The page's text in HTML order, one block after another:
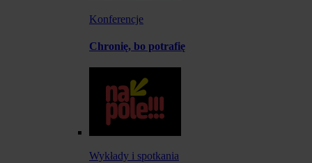
Konferencje
Chronię, bo potrafię
Wykłady i spotkania